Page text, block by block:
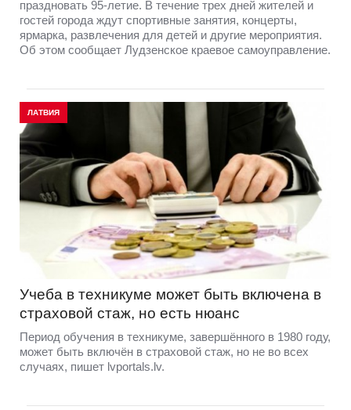
праздновать 95-летие. В течение трех дней жителей и
гостей города ждут спортивные занятия, концерты,
ярмарка, развлечения для детей и другие мероприятия.
Об этом сообщает Лудзенское краевое самоуправление.
ЛАТВИЯ
Учеба в техникуме может быть включена в
страховой стаж, но есть нюанс
Период обучения в техникуме, завершённого в 1980 году,
может быть включён в страховой стаж, но не во всех
случаях, пишет lvportals.lv.